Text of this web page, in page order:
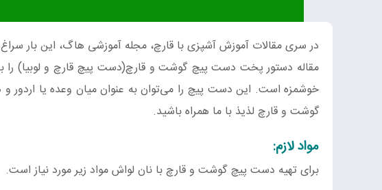
در سری مقالات آموزش آشپزی با قارچ، مجله آموزشی هاگ، این بار
مقاله دستور پخت دست پیچ گوشت و قارچ(دست پیچ قارچ و لوبیا) را
خوشمزه است. این دست پیچ را می‌توان به عنوان میان وعده یا
گوشت و قارچ لذیذ با ما همراه باشید.
مواد لازم:
برای تهیه دست پیچ گوشت و قارچ با نان لواش مواد زیر مورد نیاز است.